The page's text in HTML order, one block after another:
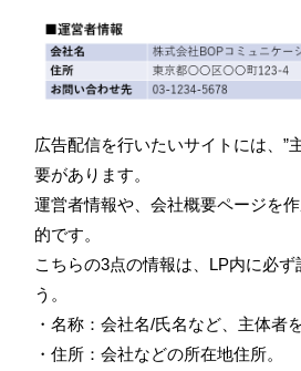
広告配信を行いたいサイトには、”
要があります。
運営者情報や、会社概要ページを
的です。
こちらの3点の情報は、LP内に必ず
う。
・名称：会社名/氏名など、主体者
・住所：会社などの所在地住所。